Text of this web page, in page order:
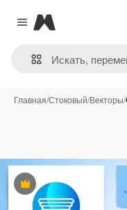
Close menu
Magnific
Главная/Стоковый/Векторы/
Премиум